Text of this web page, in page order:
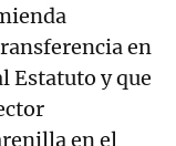
en
Estatuto y que
en el